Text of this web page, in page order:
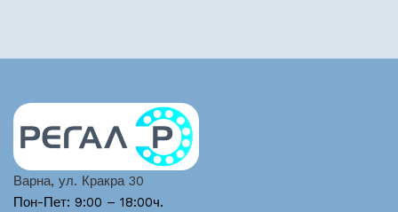
Варна, ул. Кракра 30
Пон-Пет: 9:00 – 18:00ч.